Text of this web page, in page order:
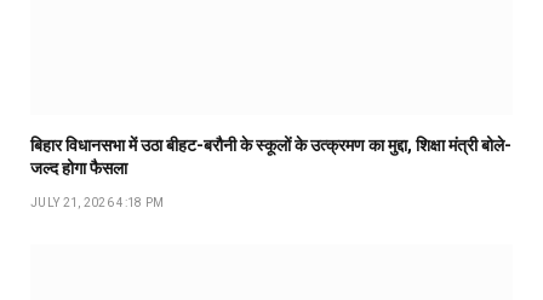
बिहार विधानसभा में उठा बीहट-बरौनी के स्कूलों के उत्क्रमण का मुद्दा, शिक्षा मंत्री बोले-
जल्द होगा फैसला
JULY 21, 2026 4:18 PM